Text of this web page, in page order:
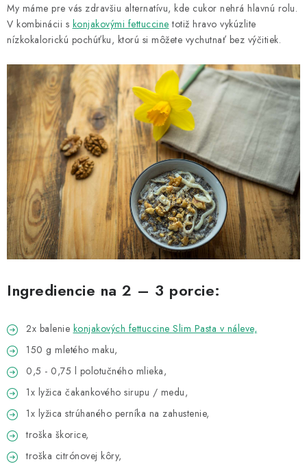
RECEPTY
KONTAKTY
USUI
DARČEKOVÉ POUKAZY
SLIM PASTA
Čo je Slim Pasta Naši ambasádori Vernostný program
My máme pre vás zdravšiu alternatívu, kde cukor nehrá hlavnú rolu.
V kombinácii s konjakovými fettuccine totiž hravo vykúzlite
nízkokalorickú pochúťku, ktorú si môžete vychutnať bez výčitiek.
Ingrediencie na 2 – 3 porcie:
2x balenie konjakových fettuccine Slim Pasta v náleve,
150 g mletého maku,
0,5 - 0,75 l polotučného mlieka,
1x lyžica čakankového sirupu / medu,
1x lyžica strúhaného perníka na zahustenie,
troška škorice,
troška citrónovej kôry,